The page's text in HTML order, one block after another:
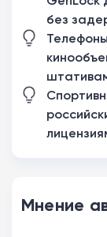
без
Мнение